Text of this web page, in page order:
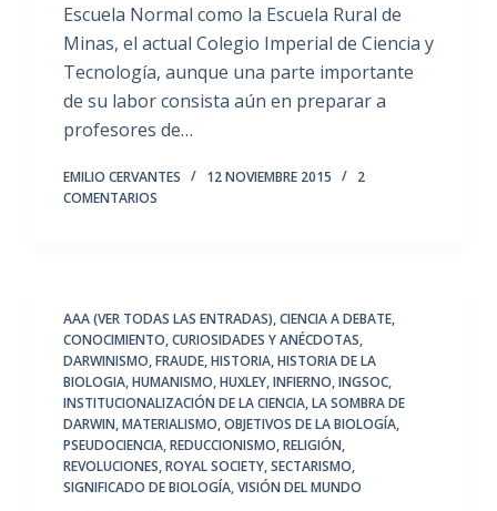
Escuela Normal como la Escuela Rural de
Minas, el actual Colegio Imperial de Ciencia y
Tecnología, aunque una parte importante
de su labor consista aún en preparar a
profesores de…
EMILIO CERVANTES 12 NOVIEMBRE 2015
2
COMENTARIOS
AAA (VER TODAS LAS ENTRADAS),CIENCIA A DEBATE,
CONOCIMIENTO,CURIOSIDADES Y ANÉCDOTAS,
DARWINISMO,FRAUDE,HISTORIA,HISTORIA DE LA
BIOLOGIA,HUMANISMO,HUXLEY,INFIERNO,INGSOC,
INSTITUCIONALIZACIÓN DE LA CIENCIA,LA SOMBRA DE
DARWIN,MATERIALISMO,OBJETIVOS DE LA BIOLOGÍA,
PSEUDOCIENCIA,REDUCCIONISMO,RELIGIÓN,
REVOLUCIONES,ROYAL SOCIETY,SECTARISMO,
SIGNIFICADO DE BIOLOGÍA,VISIÓN DEL MUNDO